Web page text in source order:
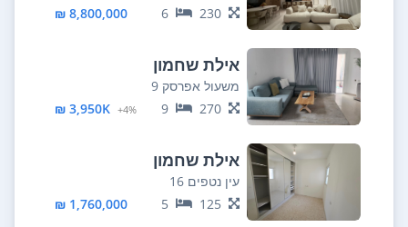
230
6
8,800,000 ₪
אילת שחמון
משעול אפרסק 9
270
9
4%+
3,950K ₪
אילת שחמון
עין נטפים 16
125
5
1,760,000 ₪